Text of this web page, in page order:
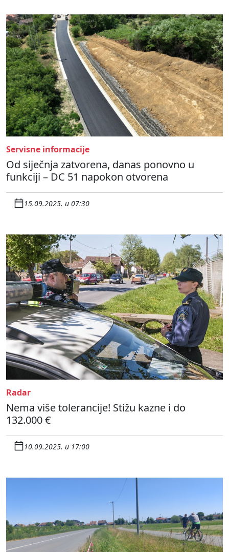
Servisne informacije
Od siječnja zatvorena, danas ponovno u
funkciji – DC 51 napokon otvorena
15.09.2025. u 07:30
Radar
Nema više tolerancije! Stižu kazne i do
132.000 €
10.09.2025. u 17:00